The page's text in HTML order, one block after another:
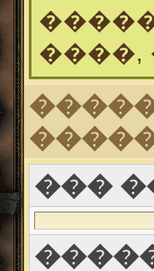
����,
���